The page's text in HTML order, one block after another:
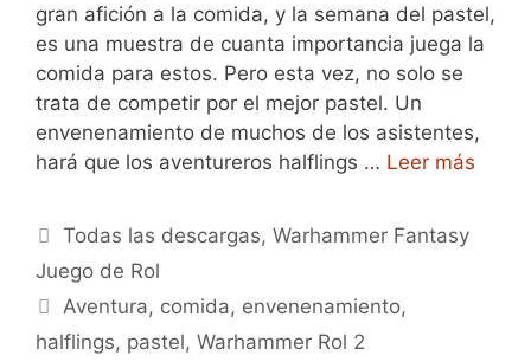
gran afición a la comida, y la semana del pastel,
es una muestra de cuanta importancia juega la
comida para estos. Pero esta vez, no solo se
trata de competir por el mejor pastel. Un
envenenamiento de muchos de los asistentes,
hará que los aventureros halflings … Leer más
Categorías
Todas las descargas,Warhammer Fantasy
Juego de Rol
Etiquetas
Aventura, comida, envenenamiento,
halflings, pastel, Warhammer Rol 2